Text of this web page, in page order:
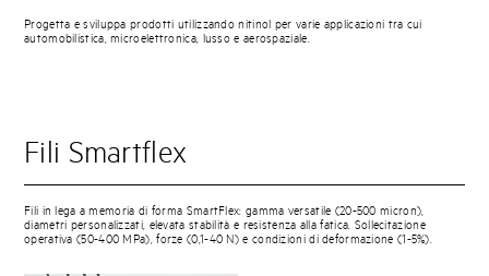
Progetta e sviluppa prodotti utilizzando nitinol per varie applicazioni tra cui
automobilistica, microelettronica, lusso e aerospaziale.
Fili Smartflex
Fili in lega a memoria di forma SmartFlex: gamma versatile (20-500 micron),
diametri personalizzati, elevata stabilità e resistenza alla fatica. Sollecitazione
operativa (50-400 MPa), forze (0,1-40 N) e condizioni di deformazione (1-5%).